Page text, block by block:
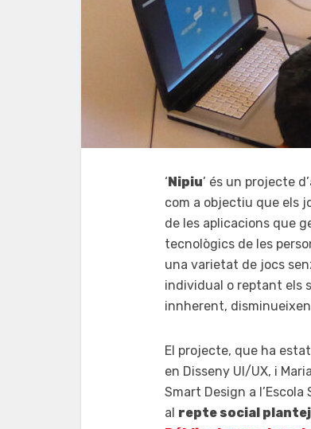
‘Nipiu’ és un projecte d’
com a objectiu que els
de les aplicacions que
tecnològics de les
una varietat de jocs
individual o reptant els
innherent,
El projecte, que ha
en Disseny UI/UX, i
Smart Design a l’Escola
al repte social